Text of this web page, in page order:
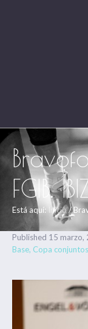
FGIB.
Está aquí: Inicio/
Published 15 marzo,
Base, Copa